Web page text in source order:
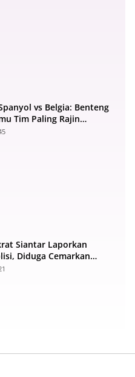
vs Belgia: Benteng
Tim Paling Rajin
Siantar Laporkan
Diduga Cemarkan